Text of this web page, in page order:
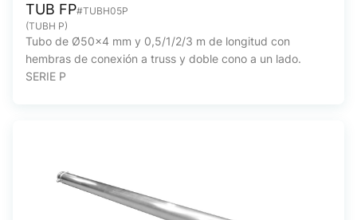
TUB FP#TUBH05P
(TUBH P)
Tubo de Ø50x4 mm y 0,5/1/2/3 m de longitud con
hembras de conexión a truss y doble cono a un lado.
SERIE P